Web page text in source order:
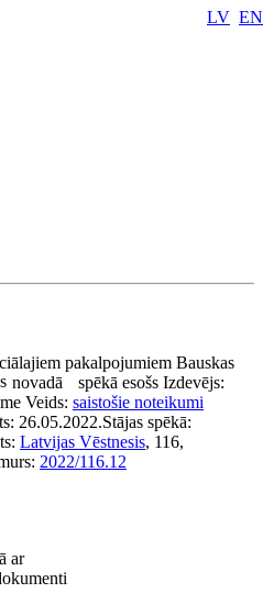
LV EN
pakalpojumiem Bauskas
novadā
spēkā esošs Izdevējs:
Veids: saistošie noteikumi
26.05.2022.Stājas spēkā:
Latvijas Vēstnesis, 116,
2022/116.12
ar